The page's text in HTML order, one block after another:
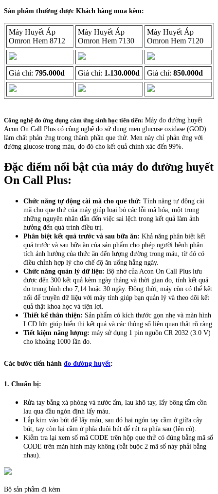
Sản phẩm thường được Khách hàng mua kèm:
Máy Huyết Áp
Omron Hem 8712
Máy Huyết Áp
Omron Hem 7130
Máy Huyết Áp
Omron Hem 7120
Giá chỉ: 795.000đ Giá chỉ: 1.130.000đ Giá chỉ: 850.000đ
Công nghệ đo ứng dụng cảm ứng sinh học tiên tiến: Máy đo đường huyết
Acon On Call Plus có công nghệ đo sử dụng men glucose oxidase (GOD)
làm chất phản ứng trong thành phần que thử. Men này chỉ phản ứng với
đường glucose trong máu, do đó cho kết quả chính xác đến 99%.
Đặc điểm nổi bật của máy đo đường huyết
On Call Plus:
Chức năng tự động cài mã cho que thử: Tính năng tự động cài
mã cho que thử của máy giúp loại bỏ các lỗi mã hóa, một trong
những nguyên nhân dẫn đến việc sai lệch trong kết quả làm ảnh
hưởng đến quá trình điều trị.
Phân biệt kết quả trước và sau bữa ăn: Khả năng phân biệt kết
quả trước và sau bữa ăn của sản phẩm cho phép người bệnh phân
tích ảnh hưởng của thức ăn đến lượng đường trong máu, từ đó có
điều chỉnh hợp lý cho chế độ ăn uống hằng ngày.
Chức năng quản lý dữ liệu: Bộ nhớ của Acon On Call Plus lưu
được đến 300 kết quả kèm ngày tháng và thời gian đo, tính kết quả
đo trung bình cho 7,14 hoặc 30 ngày. Đồng thời, máy còn có thể kết
nối để truyền dữ liệu với máy tính giúp bạn quản lý và theo dõi kết
quả thật khoa học và tiện lợi.
Thiết kế thân thiện: Sản phẩm có kích thước gọn nhẹ và màn hình
LCD lớn giúp hiển thị kết quả và các thông số liên quan thật rõ ràng.
Tiết kiệm năng lượng: máy sử dụng 1 pin nguồn CR 2032 (3.0 V)
cho khoảng 1000 lần đo.
Các bước tiến hành đo đường huyết:
1. Chuẩn bị:
Rửa tay bằng xà phòng và nước ấm, lau khô tay, lấy bông tẩm cồn
lau qua đầu ngón định lấy máu.
Lắp kim vào bút để lấy máu, sau đó hai ngón tay cầm ở giữa cây
bút, tay còn lại cầm ở phía đuôi bút để rút ra phía sau (lên cò).
Kiểm tra lại xem số mã CODE trên hộp que thử có đúng bằng mã số
CODE trên màn hình máy không (bắt buộc 2 mã số này phải bằng
nhau).
Bộ sản phẩm đi kèm